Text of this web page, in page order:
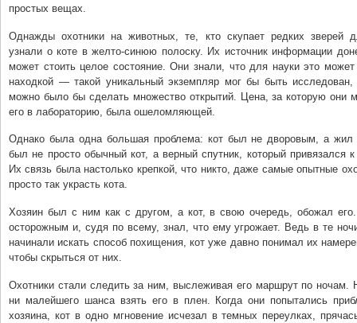
простых вещах.
Однажды охотники на животных, те, кто скупает редких зверей
узнали о коте в желто-синюю полоску. Их источник информации
может стоить целое состояние. Они знали, что для науки это
находкой — такой уникальный экземпляр мог бы быть
можно было бы сделать множество открытий. Цена, за которую они
его в лабораторию, была ошеломляющей.
Однако была одна большая проблема: кот был не дворовым, а жил
был не просто обычный кот, а верный спутник, который привязался
Их связь была настолько крепкой, что никто, даже самые опытные
просто так украсть кота.
Хозяин был с ним как с другом, а кот, в свою очередь, обожал
осторожным и, судя по всему, знал, что ему угрожает. Ведь в те
начинали искать способ похищения, кот уже давно понимал их
чтобы скрыться от них.
Охотники стали следить за ним, выслеживая его маршрут по ночам.
ни малейшего шанса взять его в плен. Когда они попытались
хозяина, кот в одно мгновение исчезал в темных переулках,